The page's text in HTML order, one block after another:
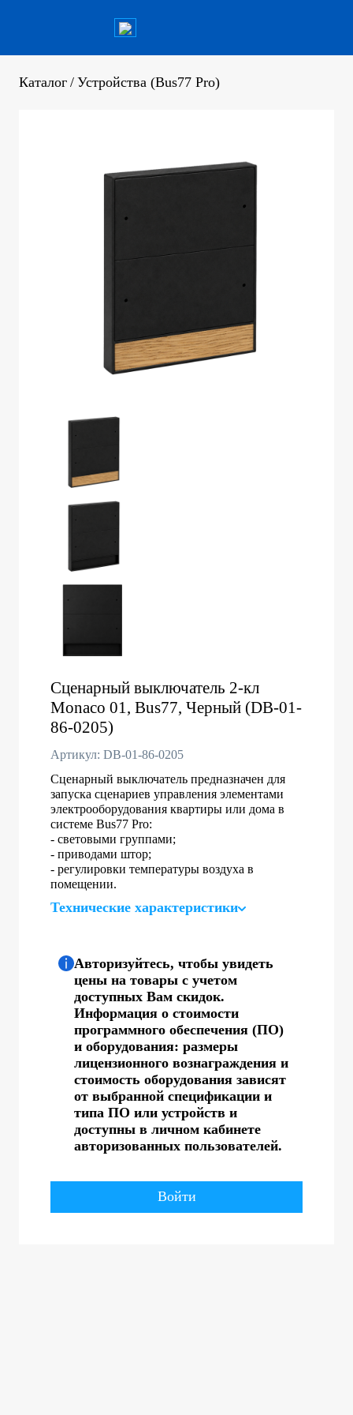
Каталог / Устройства (Bus77 Pro)
Сценарный выключатель 2-кл
Monaco 01, Bus77, Черный (DB-01-
86-0205)
Артикул: DB-01-86-0205
Сценарный выключатель предназначен для
запуска сценариев управления элементами
электрооборудования квартиры или дома в
системе Bus77 Pro:
- световыми группами;
- приводами штор;
- регулировки температуры воздуха в
помещении.
Технические характеристики
Авторизуйтесь, чтобы увидеть
цены на товары с учетом
доступных Вам скидок.
Информация о стоимости
программного обеспечения (ПО)
и оборудования: размеры
лицензионного вознаграждения и
стоимость оборудования зависят
от выбранной спецификации и
типа ПО или устройств и
доступны в личном кабинете
авторизованных пользователей.
Войти